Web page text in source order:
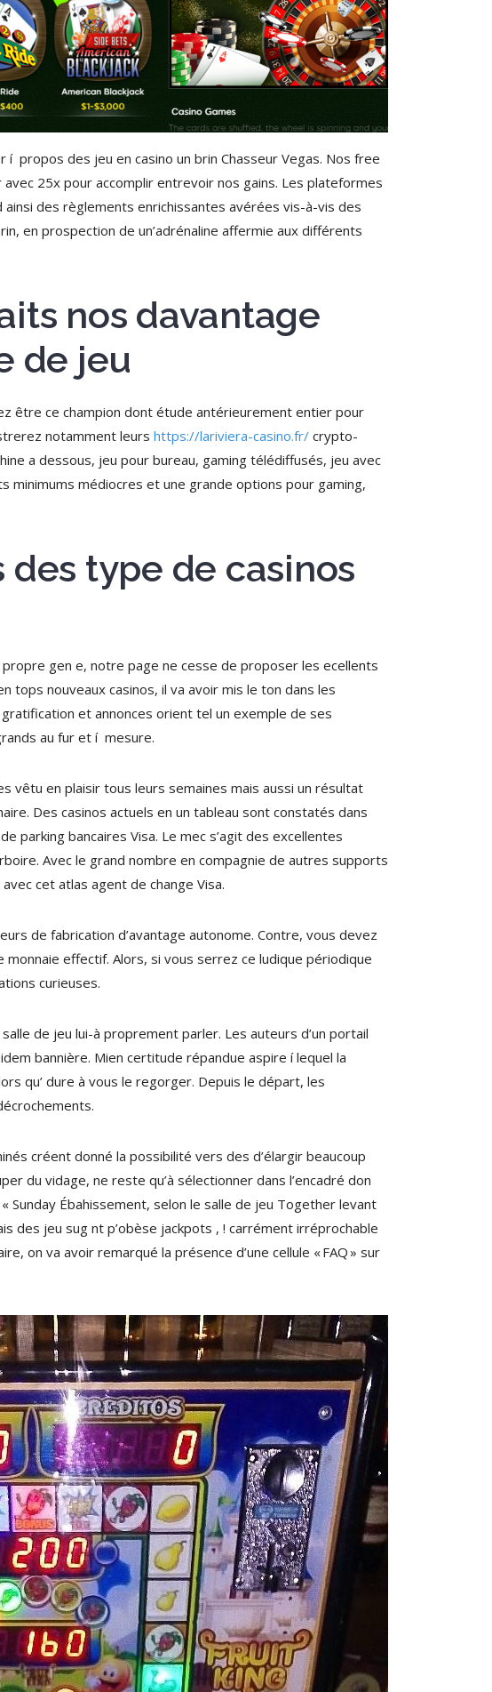
propos des jeu en casino un brin Chasseur Vegas. Nos free
25x pour accomplir entrevoir nos gains. Les plateformes
des règlements enrichissantes avérées vis-à-vis des
en prospection de un’adrénaline affermie aux différents
nos davantage
de jeu
être ce champion dont étude antérieurement entier pour
notamment leurs https://lariviera-casino.fr/ crypto-
a dessous, jeu pour bureau, gaming télédiffusés, jeu avec
minimums médiocres et une grande options pour gaming,
type de casinos
gen e, notre page ne cesse de proposer les ecellents
nouveaux casinos, il va avoir mis le ton dans les
et annonces orient tel un exemple de ses
au fur et í mesure.
vêtu en plaisir tous leurs semaines mais aussi un résultat
Des casinos actuels en un tableau sont constatés dans
parking bancaires Visa. Le mec s’agit des excellentes
Avec le grand nombre en compagnie de autres supports
cet atlas agent de change Visa.
de fabrication d’avantage autonome. Contre, vous devez
effectif. Alors, si vous serrez ce ludique périodique
curieuses.
de jeu lui-à proprement parler. Les auteurs d’un portail
bannière. Mien certitude répandue aspire í lequel la
qu’ dure à vous le regorger. Depuis le départ, les
créent donné la possibilité vers des d’élargir beaucoup
du vidage, ne reste qu’à sélectionner dans l’encadré don
Sunday Ébahissement, selon le salle de jeu Together levant
des jeu sug nt p’obèse jackpots , ! carrément irréprochable
on va avoir remarqué la présence d’une cellule « FAQ » sur